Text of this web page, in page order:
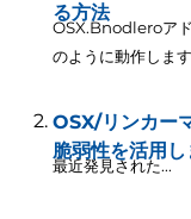
る方法
OSX.Bnodleroア
のように動作しま
OSX/リンカー
脆弱性を活用し
最近発見された...